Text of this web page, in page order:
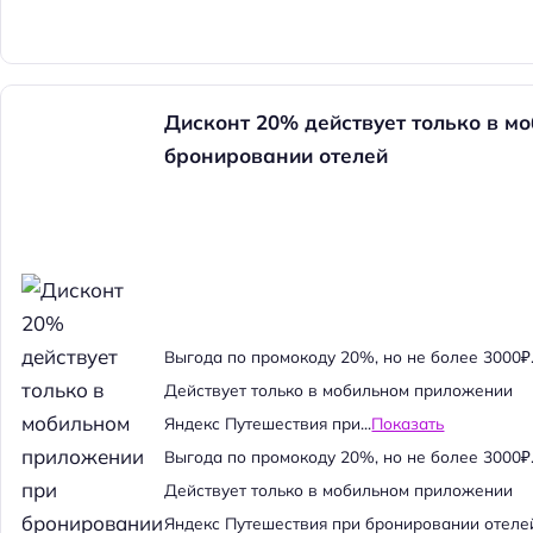
Дисконт 20% действует только в
бронировании отелей
Выгода по промокоду 20%, но не более
Действует только в мобильном приложении
Яндекс Путешествия при...Показать
Выгода по промокоду 20%, но не более
Действует только в мобильном приложении
Яндекс Путешествия при бронировании